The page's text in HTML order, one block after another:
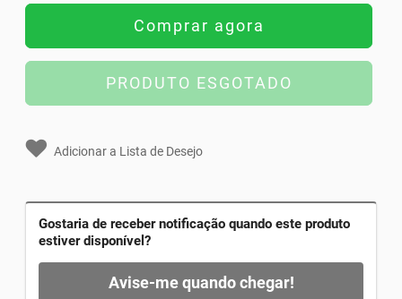
Comprar agora
PRODUTO ESGOTADO
Adicionar a Lista de Desejo
Gostaria de receber notificação quando este produto
estiver disponível?
Avise-me quando chegar!